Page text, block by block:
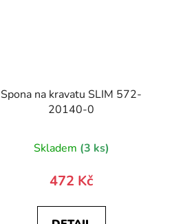
Spona na kravatu SLIM 572-
20140-0
Skladem (3 ks)
472 Kč